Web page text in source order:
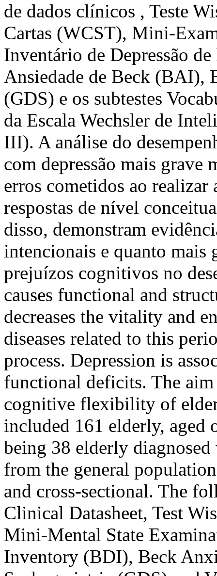
de dados clínicos , Teste
Cartas (WCST), Mini-
Inventário de Depressão
Ansiedade de Beck (BAI),
(GDS) e os subtestes
da Escala Wechsler de
III). A análise do
com depressão mais grave
erros cometidos ao realizar
respostas de nível
disso, demonstram
intencionais e quanto mais
prejuízos cognitivos no
causes functional and
decreases the vitality and
diseases related to this
process. Depression is
functional deficits. The aim
cognitive flexibility of
included 161 elderly, aged
being 38 elderly
from the general
and cross-sectional. The
Clinical Datasheet, Test
Mini-Mental State
Inventory (BDI), Beck